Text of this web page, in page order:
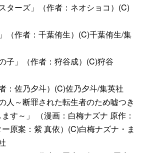
ターズ」（作者：ネオショコ）(C)
（作者：千葉侑生）(C)千葉侑生/集
子」（作者：狩谷成）(C)狩谷
：佐乃夕斗）(C)佐乃夕斗/集英社
人～断罪された転生者のため嘘つき
す～」 （漫画：白梅ナズナ 原作：
原案：紫 真依）(C)白梅ナズナ・ま